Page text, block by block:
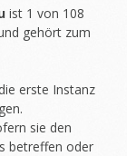
ist 1 von 108
gehört zum
erste Instanz
sie den
betreffen oder